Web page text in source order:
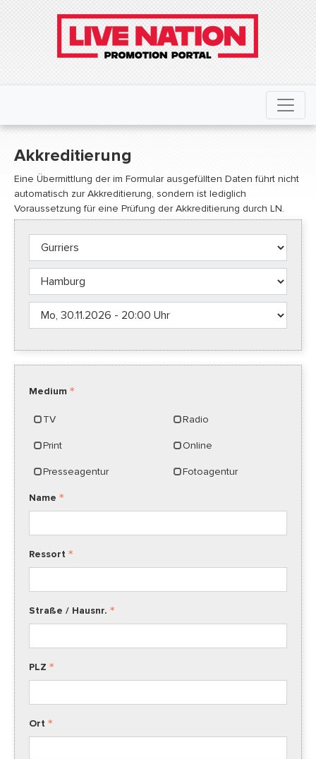
Akkreditierung
Eine Übermittlung der im Formular ausgefüllten Daten führt nicht
automatisch zur Akkreditierung, sondern ist lediglich
Voraussetzung für eine Prüfung der Akkreditierung durch LN.
Medium
TV Radio
Print Online
Presseagentur Fotoagentur
Name
Ressort
Straße / Hausnr.
PLZ
Ort